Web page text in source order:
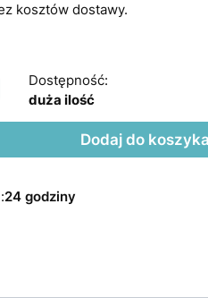
kosztów dostawy.
Dostępność:
duża ilość
Dodaj do koszyka
24 godziny